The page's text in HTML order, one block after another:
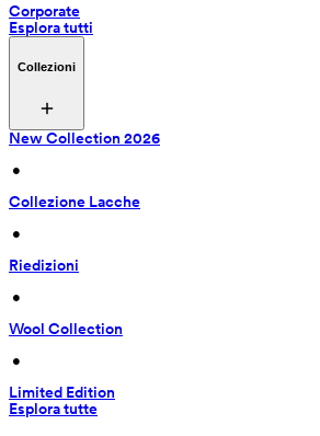
Corporate
Esplora tutti
Collezioni
New Collection 2026
•
Collezione Lacche
•
Riedizioni
•
Wool Collection
•
Limited Edition
Esplora tutte